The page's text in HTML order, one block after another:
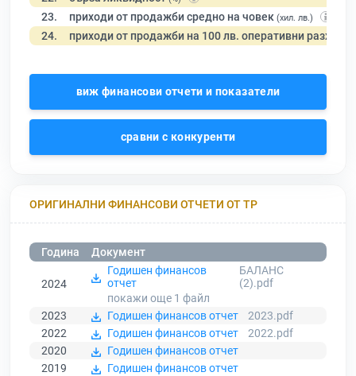
23. приходи от продажби средно на човек (хил. лв.)
24. приходи от продажби на 100 лв. оперативни разходи
виж финансови отчети и показатели
сравни с конкуренти
ОРИГИНАЛНИ ФИНАНСОВИ ОТЧЕТИ ОТ ТР
Година Документ
2024
Годишен финансов
отчет
БАЛАНС
(2).pdf
покажи още 1 файл
2023
Годишен финансов отчет
2023.pdf
2022
Годишен финансов отчет
2022.pdf
2020
Годишен финансов отчет
2019
Годишен финансов отчет